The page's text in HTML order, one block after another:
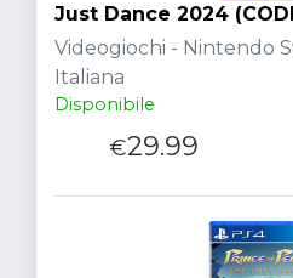
Just Dance 2024
Videogiochi - Nintendo
Italiana
Disponibile
€29.99